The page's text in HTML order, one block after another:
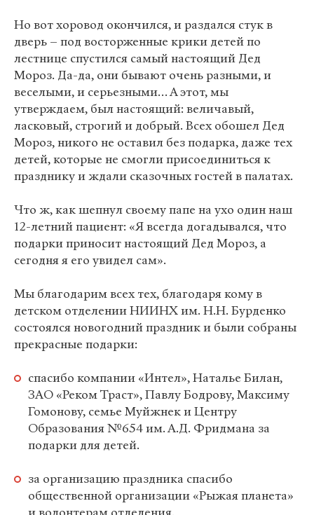
Но вот хоровод окончился, и раздался стук в
дверь – под восторженные крики детей по
лестнице спустился самый настоящий Дед
Мороз. Да-да, они бывают очень разными, и
веселыми, и серьезными… А этот, мы
утверждаем, был настоящий: величавый,
ласковый, строгий и добрый. Всех обошел Дед
Мороз, никого не оставил без подарка, даже тех
детей, которые не смогли присоединиться к
празднику и ждали сказочных гостей в палатах.
Что ж, как шепнул своему папе на ухо один наш
12-летний пациент: «Я всегда догадывался, что
подарки приносит настоящий Дед Мороз, а
сегодня я его увидел сам».
Мы благодарим всех тех, благодаря кому в
детском отделении НИИНХ им. Н.Н. Бурденко
состоялся новогодний праздник и были собраны
прекрасные подарки:
спасибо компании «Интел», Наталье Билан,
ЗАО «Реком Траст», Павлу Бодрову, Максиму
Гомонову, семье Муйжнек и Центру
Образования №654 им. А.Д. Фридмана за
подарки для детей.
за организацию праздника спасибо
общественной организации «Рыжая планета»